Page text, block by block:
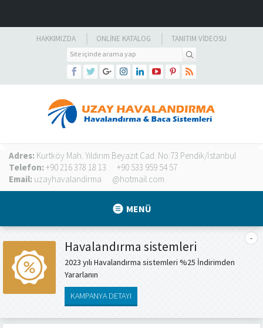
HAKKIMIZDA ONLINE KATALOG TANITIM VIDEOSU
Adres: Kurtköy Mah. Yıldırım Beyazıt Cad. No:73 Pendik/İstanbul
Telefon: +90 216 378 18 13
+90 533 959 54 57
Email: uzayhavalandirma @hotmail.com
MENÜ
Havalandırma sistemleri
2023 yılı Havalandırma sistemleri %25 İndirimden
Yararlanın
KAMPANYA DETAYI